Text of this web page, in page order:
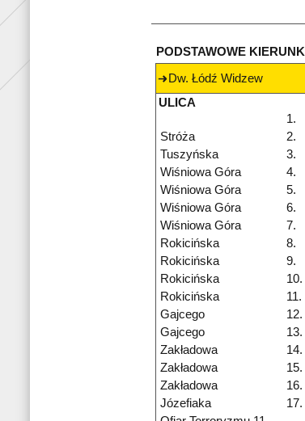
PODSTAWOWE KIERUNKI
Dw. Łódź Widzew
ULICA
1.
Stróża
2.
Tuszyńska
3.
Wiśniowa Góra
4.
Wiśniowa Góra
5.
Wiśniowa Góra
6.
Wiśniowa Góra
7.
Rokicińska
8.
Rokicińska
9.
Rokicińska
10.
Rokicińska
11.
Gajcego
12.
Gajcego
13.
Zakładowa
14.
Zakładowa
15.
Zakładowa
16.
Józefiaka
17.